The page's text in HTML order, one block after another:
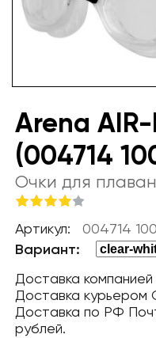
Arena AIR-
(004714
Очки для
Артикул: 004714
Вариант:
Доставка
Доставка
Доставка по РФ
рублей.